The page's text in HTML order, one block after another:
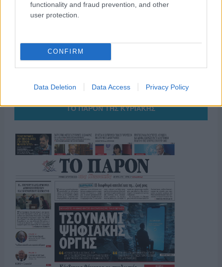
functionality and fraud prevention, and other
user protection.
CONFIRM
Data Deletion Data Access Privacy Policy
το ελληνικό καλοκαίρι και ένας
πολιτισμός που μας ενώνει κάθε μέρα.
ΟΣΑ ΧΡΕΙΑΖΕΣΑΙ
ΓΙΑ ΤΟ ΚΑΛΟΚΑΙΡΙ ΣΟΥ →
ΤΟ ΠΑΡΟΝ ΤΗΣ ΚΥΡΙΑΚΗΣ